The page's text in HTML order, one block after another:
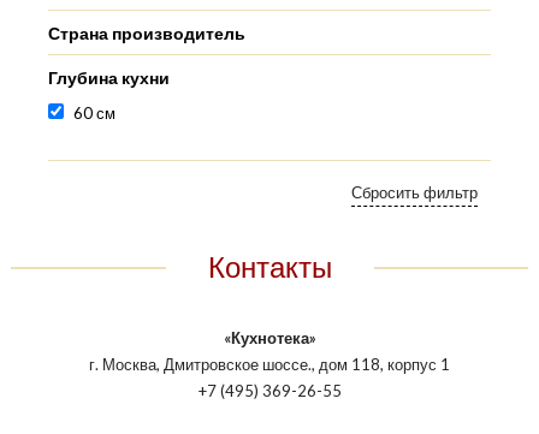
Страна производитель
Глубина кухни
60 см
Контакты
«Кухнотека»
г. Москва, Дмитровское шоссе., дом 118, корпус 1
+7 (495) 369-26-55